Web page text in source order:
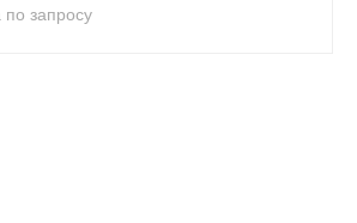
запросу